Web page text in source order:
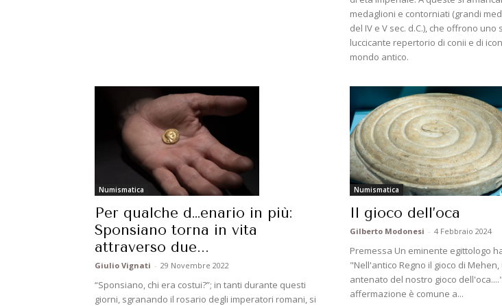
medaglioni e contorniati (grandi
del IV e V sec. d.C.), che offrono
luccicante repertorio di conii e di
mondo antico.
Numismatica
Per qualche d…enario in più:
Sponsiano torna in vita
attraverso due...
Giulio Vignati - 29 Novembre 2022
“Sponsiano, chi era costui?”; in tanti durante questi
giorni, sgranando il rosario degli imperatori romani, si
Numismatica
Il gioco dell’oca
Gilberto Modonesi - 4 Febbraio 2024
Premessa Un eminente egittologo
"Nell'antico Regno il gioco di
antenato del nostro gioco
affermazione è comune a...